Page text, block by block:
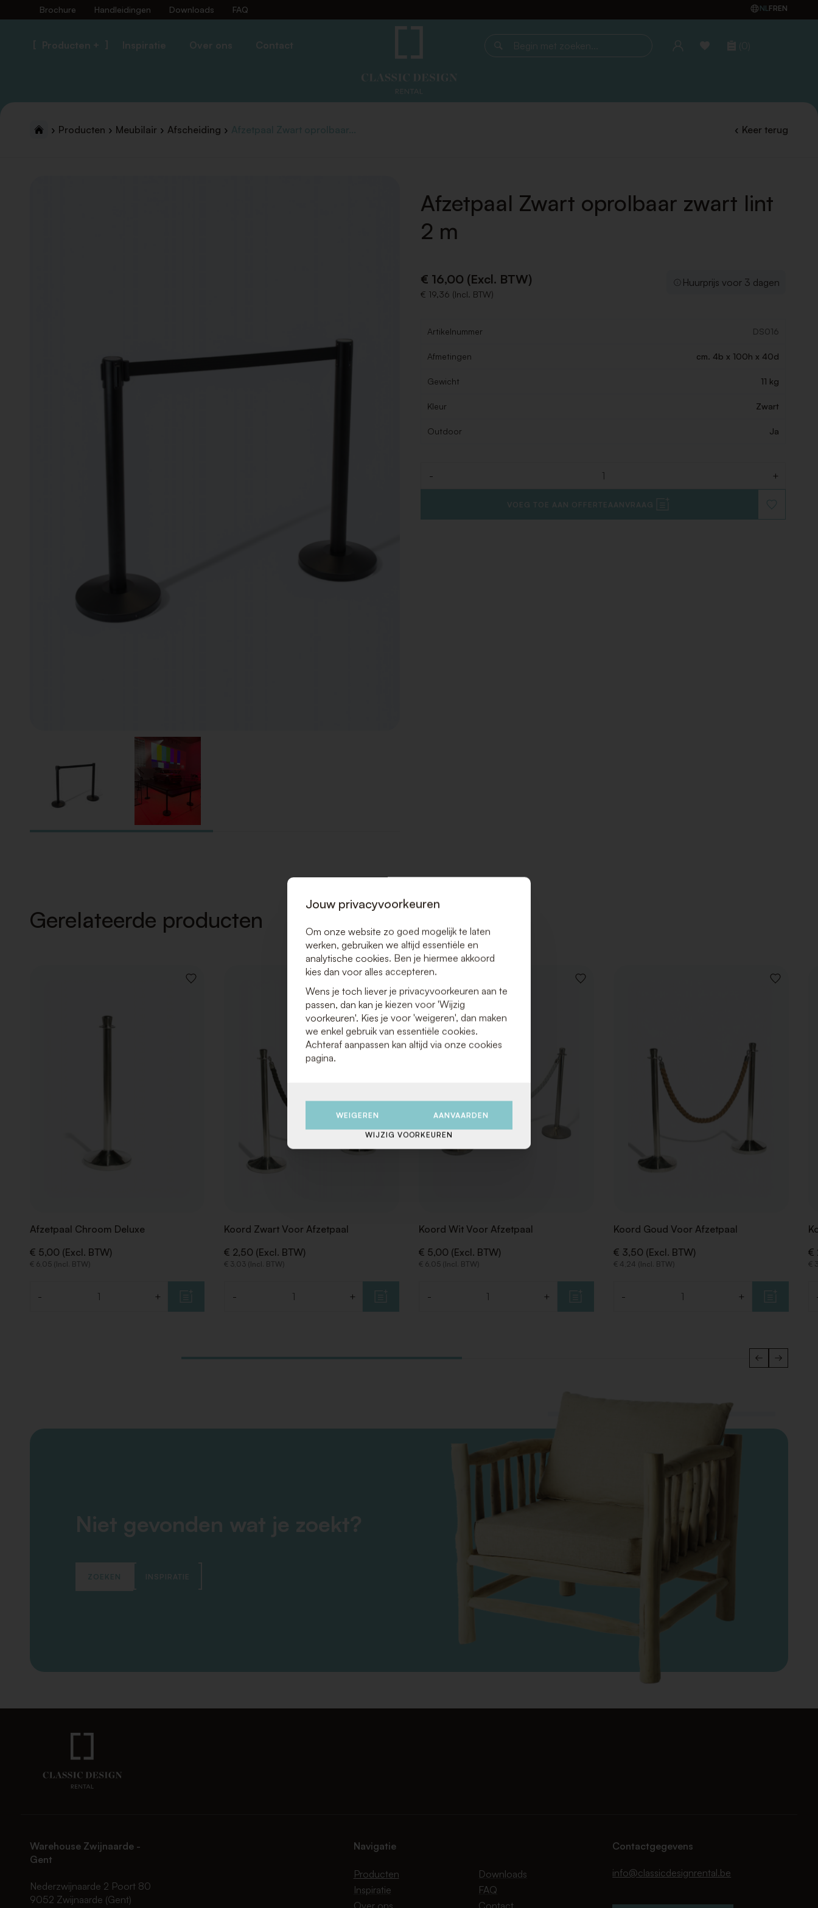
Brochure Handleidingen Downloads FAQ NLFREN
Producten + Inspiratie Over ons Contact
Begin met zoeken... (0)
Producten Meubilair Afscheiding Afzetpaal Zwart oprolbaar... Keer terug
Afzetpaal Zwart oprolbaar zwart lint
2 m
€ 16,00 (Excl. BTW)
€ 19,36 (Incl. BTW)
Huurprijs voor 3 dagen
Artikelnummer DS016
Afmetingen cm. 4b x 100h x 40d
Gewicht 11 kg
Kleur Zwart
Outdoor Ja
- +
VOEG TOE AAN OFFERTEAANVRAAG
TOE
Gerelateerde producten
VOEG
Afzetpaal Chroom Deluxe
€ 5,00 (Excl. BTW)
€ 6,05 (Incl. BTW)
- +
TOE
AAN
VERLANGLIJST
Koord Zwart Voor Afzetpaal
€ 2,50 (Excl. BTW)
€ 3,03 (Incl. BTW)
- +
VOEG
Koord Wit Voor Afzetpaal
€ 5,00 (Excl. BTW)
€ 6,05 (Incl. BTW)
- +
VOEG
Koord Goud Voor Afzetpaal
€ 3,50 (Excl. BTW)
€ 4,24 (Incl. BTW)
- +
€
€
Niet gevonden wat je zoekt?
ZOEKEN INSPIRATIE
Warehouse Zwijnaarde -
Gent
Nederzwijnaarde 2 Poort 80
9052 Zwijnaarde (Gent)
Navigatie
Producten
Inspiratie
Downloads
FAQ
Contactgegevens
info@classicdesignrental.be
Jouw privacyvoorkeuren
Om onze website zo goed mogelijk te laten
werken, gebruiken we altijd essentiële en
analytische cookies. Ben je hiermee akkoord
kies dan voor alles accepteren.
Wens je toch liever je privacyvoorkeuren aan te
passen, dan kan je kiezen voor 'Wijzig
voorkeuren'. Kies je voor 'weigeren', dan maken
we enkel gebruik van essentiële cookies.
Achteraf aanpassen kan altijd via onze cookies
pagina.
WEIGEREN AANVAARDEN
WIJZIG VOORKEUREN